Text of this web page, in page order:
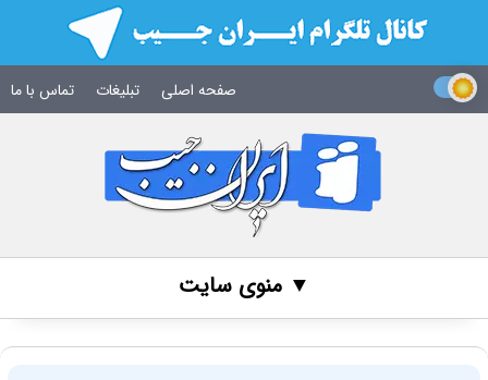
صفحه اصلی تبلیغات تماس با ما
▼ منوی سایت